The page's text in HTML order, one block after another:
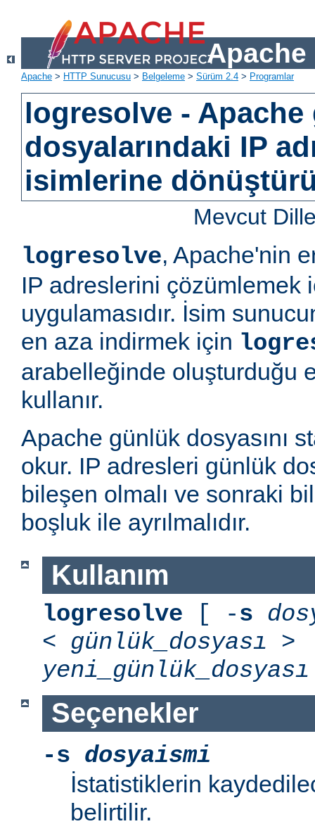
Apache
Apache > HTTP Sunucusu > Belgeleme > Sürüm 2.4 > Programlar
logresolve -
dosyalarındaki IP
isimlerine
Mevcut
logresolve, Apache'nin
IP adreslerini çözümlemek
uygulamasıdır. İsim
en aza indirmek için
arabelleğinde oluşturduğu
kullanır.
Apache günlük dosyasını
okur. IP adresleri günlük
bileşen olmalı ve sonraki
boşluk ile ayrılmalıdır.
Kullanım
logresolve [ -s
< günlük_dosyası >
yeni_günlük_dosyası
Seçenekler
-s dosyaismi
İstatistiklerin
belirtilir.